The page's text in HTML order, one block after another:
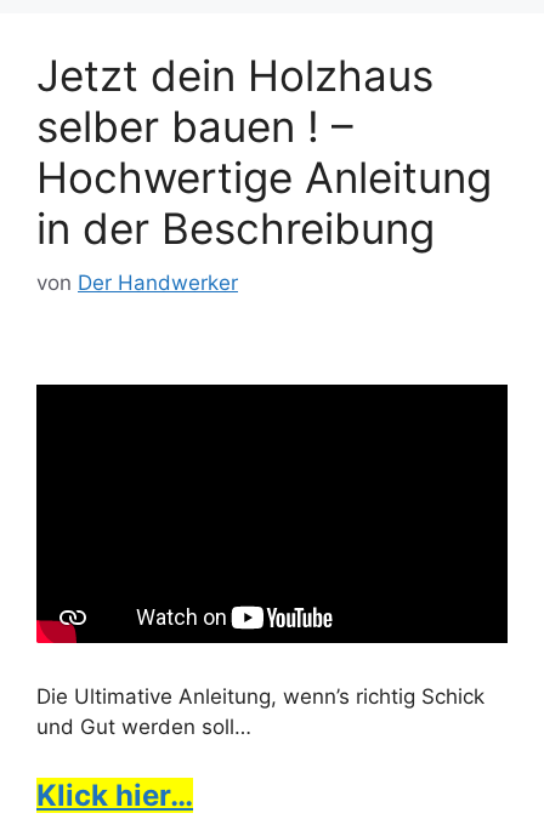
Jetzt dein Holzhaus
selber bauen ! –
Hochwertige Anleitung
in der Beschreibung
von Der Handwerker
Die Ultimative Anleitung, wenn’s richtig Schick
und Gut werden soll…
Klick hier…